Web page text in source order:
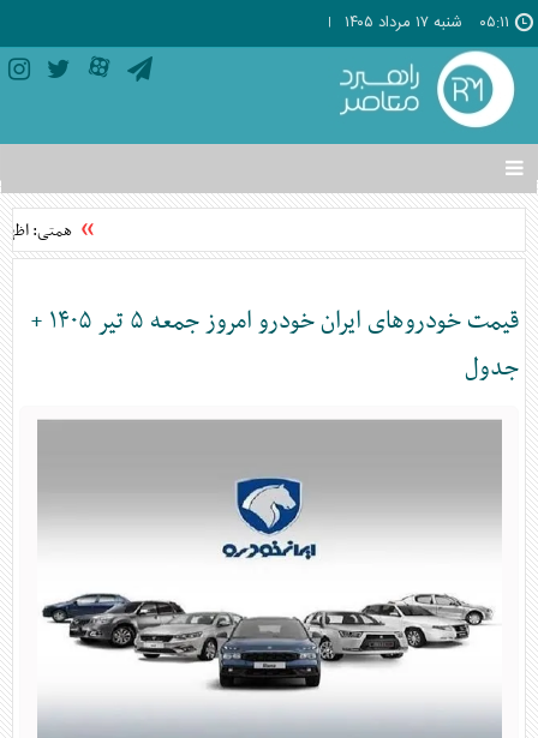
۰۵:۱۱ شنبه ۱۷ مرداد ۱۴۰۵
تغییر
وضعیت
منوی
ها
همتی:
قیمت خودرو‌های ایران خودرو امروز جمعه ۵ تیر ۱۴۰۵ +
جدول